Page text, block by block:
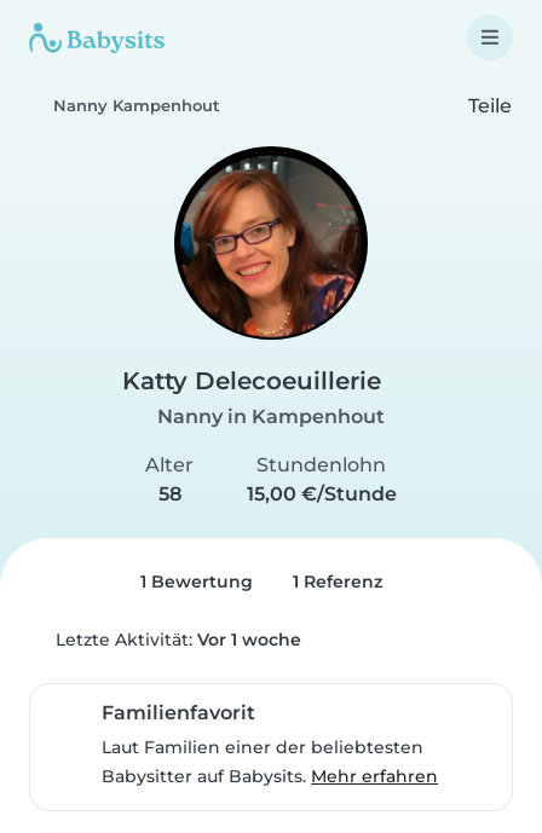
Nanny Kampenhout Teile
Katty Delecoeuillerie
Nanny in Kampenhout
Alter
58
Stundenlohn
15,00 €/Stunde
1 Bewertung 1 Referenz
Letzte Aktivität: Vor 1 woche
Familienfavorit
Laut Familien einer der beliebtesten
Babysitter auf Babysits. Mehr erfahren